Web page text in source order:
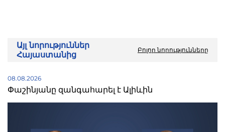
Այլ նորություններ
Հայաստանից
Բոլոր նորությունները
08.08.2026
Փաշինյանը զանգահարել է Ալիևին